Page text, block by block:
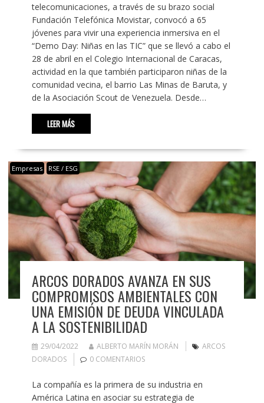
telecomunicaciones, a través de su brazo social
Fundación Telefónica Movistar, convocó a 65
jóvenes para vivir una experiencia inmersiva en el
“Demo Day: Niñas en las TIC” que se llevó a cabo el
28 de abril en el Colegio Internacional de Caracas,
actividad en la que también participaron niñas de la
comunidad vecina, el barrio Las Minas de Baruta, y
de la Asociación Scout de Venezuela. Desde…
LEER MÁS
Empresas RSE / ESG
ARCOS DORADOS AVANZA EN SUS
COMPROMISOS AMBIENTALES CON
UNA EMISIÓN DE DEUDA VINCULADA
A LA SOSTENIBILIDAD
29/04/2022 ALBERTO MARÍN MORÁN
ARCOS
DORADOS
0 COMENTARIOS
La compañía es la primera de su industria en
América Latina en asociar su estrategia de